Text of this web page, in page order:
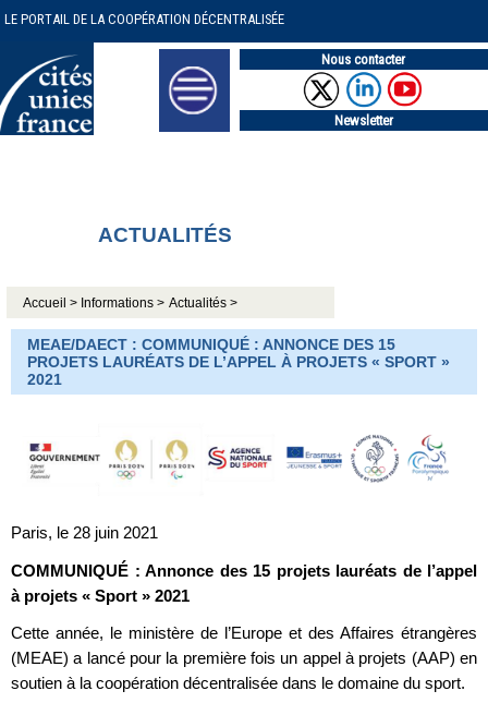
LE PORTAIL DE LA COOPÉRATION DÉCENTRALISÉE
Nous contacter
Newsletter
ACTUALITÉS
Accueil > Informations > Actualités >
MEAE/DAECT : COMMUNIQUÉ : ANNONCE DES 15
PROJETS LAURÉATS DE L’APPEL À PROJETS « SPORT »
2021
Paris, le 28 juin 2021
COMMUNIQUÉ : Annonce des 15 projets lauréats de l’appel
à projets « Sport » 2021
Cette année, le ministère de l’Europe et des Affaires étrangères
(MEAE) a lancé pour la première fois un appel à projets (AAP) en
soutien à la coopération décentralisée dans le domaine du sport.